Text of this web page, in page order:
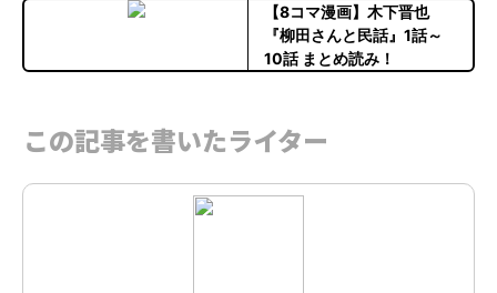
【8コマ漫画】木下晋也
『柳田さんと民話』1話～
10話 まとめ読み！
この記事を書いたライター